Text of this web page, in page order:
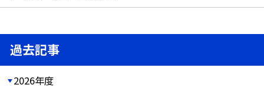
過去記事
2026年度